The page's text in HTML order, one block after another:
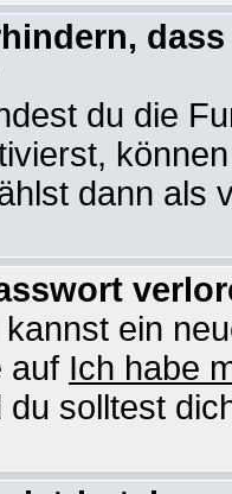
du die
dann als
ein
auf Ich habe
solltest